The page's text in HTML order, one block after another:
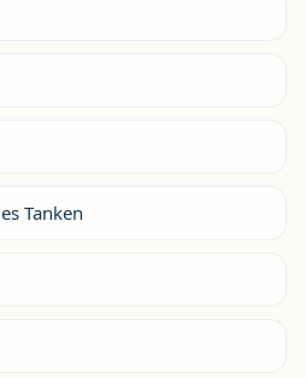
Tanken